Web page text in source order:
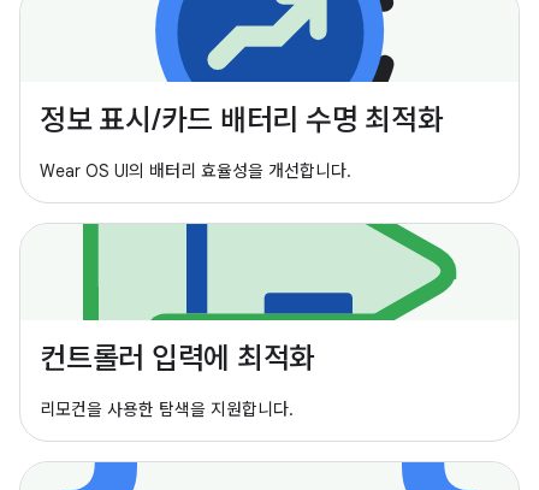
정보 표시/카드 배터리 수명 최적화
Wear OS UI의 배터리 효율성을 개선합니다.
컨트롤러 입력에 최적화
리모컨을 사용한 탐색을 지원합니다.